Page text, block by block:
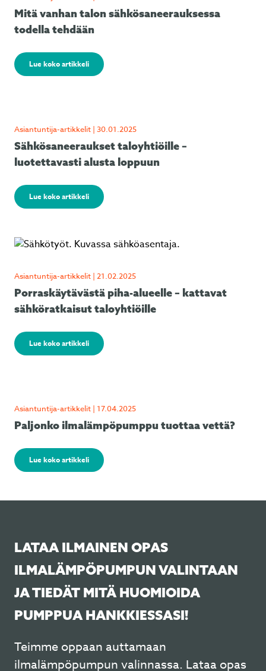
Mitä vanhan talon sähkösaneerauksessa
todella tehdään
Lue koko artikkeli
Asiantuntija-artikkelit | 30.01.2025
Sähkösaneeraukset taloyhtiöille –
luotettavasti alusta loppuun
Lue koko artikkeli
Asiantuntija-artikkelit | 21.02.2025
Porraskäytävästä piha-alueelle – kattavat
sähköratkaisut taloyhtiöille
Lue koko artikkeli
Asiantuntija-artikkelit | 17.04.2025
Paljonko ilmalämpöpumppu tuottaa vettä?
Lue koko artikkeli
LATAA ILMAINEN OPAS
ILMALÄMPÖPUMPUN VALINTAAN
JA TIEDÄT MITÄ HUOMIOIDA
PUMPPUA HANKKIESSASI!
Teimme oppaan auttamaan
ilmalämpöpumpun valinnassa. Lataa opas